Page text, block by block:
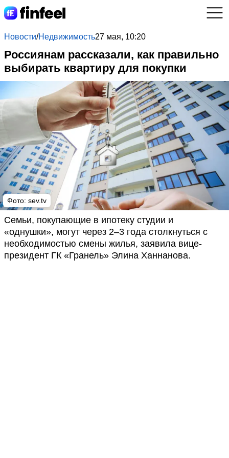
Новости/Недвижимость27 мая, 10:20
Россиянам рассказали, как правильно
выбирать квартиру для покупки
Фото: sev.tv
Семьи, покупающие в ипотеку студии и
«однушки», могут через 2–3 года столкнуться с
необходимостью смены жилья, заявила вице-
президент ГК «Гранель» Элина Ханнанова.